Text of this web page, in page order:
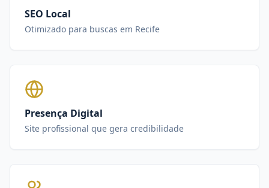
SEO Local
Otimizado para buscas em Recife
Presença Digital
Site profissional que gera credibilidade